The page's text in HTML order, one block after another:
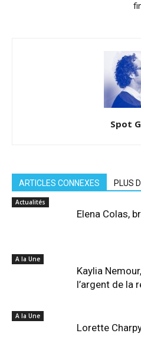
Spot
ARTICLES CONNEXES PLUS
Actualités
Elena Colas,
A la Une
Kaylia
l’argent de la
A la Une
Lorette